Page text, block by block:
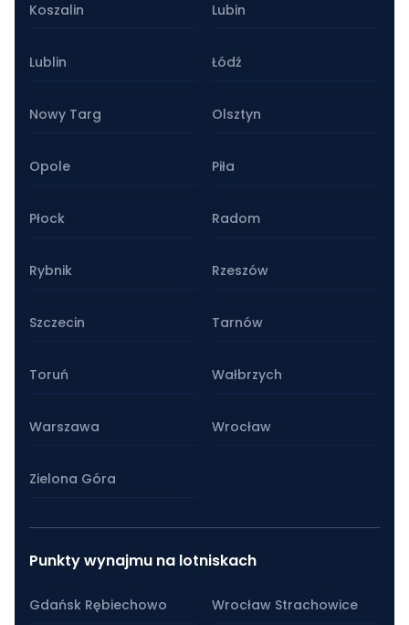
Koszalin Lubin
Lublin Łódź
Nowy Targ Olsztyn
Opole Piła
Płock Radom
Rybnik Rzeszów
Szczecin Tarnów
Toruń Wałbrzych
Warszawa Wrocław
Zielona Góra
Punkty wynajmu na lotniskach
Gdańsk Rębiechowo Wrocław Strachowice